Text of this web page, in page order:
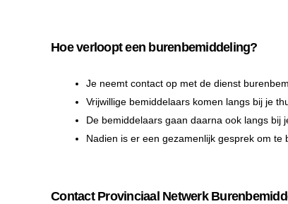
Hoe verloopt een burenbemiddeling?
Je neemt contact op met de dienst
Vrijwillige bemiddelaars komen langs bij je
De bemiddelaars gaan daarna ook langs bij
Nadien is er een gezamenlijk gesprek om te
Contact Provinciaal Netwerk